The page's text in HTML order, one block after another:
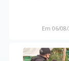
Em 06/